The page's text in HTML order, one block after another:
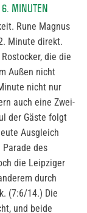
MINUTEN
Rune Magnus
Minute direkt.
die die
Außen nicht
nicht nur
auch eine Zwei-
der Gäste folgt
Ausgleich
des
die Leipziger
durch
(7:6/14.) Die
und beide